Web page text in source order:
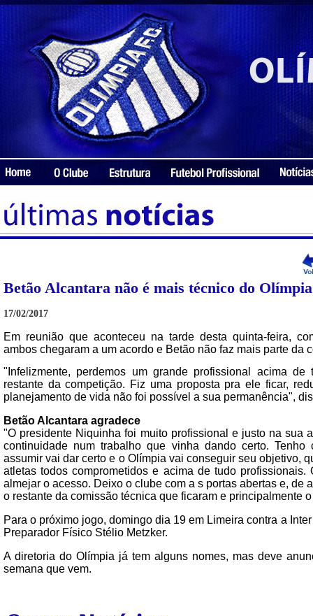
Betão Alcantara não é mais técnico do Olímpia
17/02/2017
Em reunião que aconteceu na tarde desta quinta-feira,
ambos chegaram a um acordo e Betão não faz mais parte da
"Infelizmente, perdemos um grande profissional acima
restante da competição. Fiz uma proposta pra ele ficar,
planejamento de vida não foi possível a sua permanência",
Betão Alcantara agradece
"O presidente Niquinha foi muito profissional e justo na sua
continuidade num trabalho que vinha dando certo.
assumir vai dar certo e o Olímpia vai conseguir seu objetivo,
atletas todos comprometidos e acima de tudo
almejar o acesso. Deixo o clube com a s portas abertas e, de
o restante da comissão técnica que ficaram e principalmente
Para o próximo jogo, domingo dia 19 em Limeira contra a
Preparador Físico Stélio Metzker.
A diretoria do Olímpia já tem alguns nomes, mas deve
semana que vem.